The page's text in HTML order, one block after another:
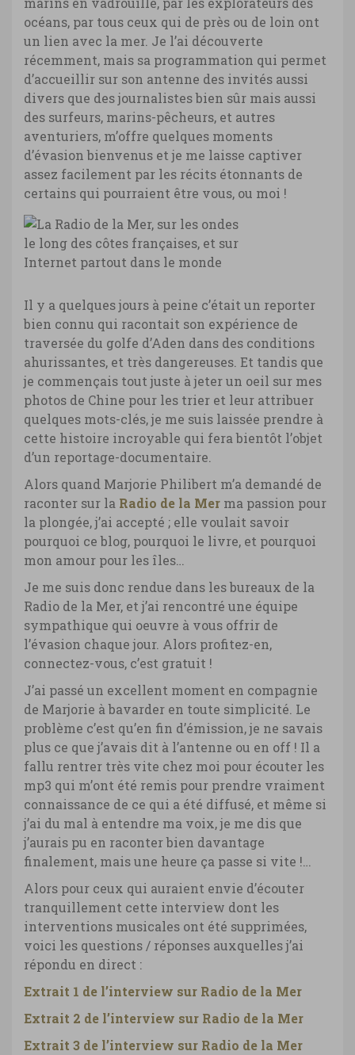
océans, par tous ceux qui de près ou de loin ont
un lien avec la mer. Je l’ai découverte
récemment, mais sa programmation qui permet
d’accueillir sur son antenne des invités aussi
divers que des journalistes bien sûr mais aussi
des surfeurs, marins-pêcheurs, et autres
aventuriers, m’offre quelques moments
d’évasion bienvenus et je me laisse captiver
assez facilement par les récits étonnants de
certains qui pourraient être vous, ou moi !
Il y a quelques jours à peine c’était un reporter
bien connu qui racontait son expérience de
traversée du golfe d’Aden dans des conditions
ahurissantes, et très dangereuses. Et tandis que
je commençais tout juste à jeter un oeil sur mes
photos de Chine pour les trier et leur attribuer
quelques mots-clés, je me suis laissée prendre à
cette histoire incroyable qui fera bientôt l’objet
d’un reportage-documentaire.
Alors quand Marjorie Philibert m’a demandé de
raconter sur la Radio de la Mer ma passion pour
la plongée, j’ai accepté ; elle voulait savoir
pourquoi ce blog, pourquoi le livre, et pourquoi
mon amour pour les îles…
Je me suis donc rendue dans les bureaux de la
Radio de la Mer, et j’ai rencontré une équipe
sympathique qui oeuvre à vous offrir de
l’évasion chaque jour. Alors profitez-en,
connectez-vous, c’est gratuit !
J’ai passé un excellent moment en compagnie
de Marjorie à bavarder en toute simplicité. Le
problème c’est qu’en fin d’émission, je ne savais
plus ce que j’avais dit à l’antenne ou en off ! Il a
fallu rentrer très vite chez moi pour écouter les
mp3 qui m’ont été remis pour prendre vraiment
connaissance de ce qui a été diffusé, et même si
j’ai du mal à entendre ma voix, je me dis que
j’aurais pu en raconter bien davantage
finalement, mais une heure ça passe si vite !…
Alors pour ceux qui auraient envie d’écouter
tranquillement cette interview dont les
interventions musicales ont été supprimées,
voici les questions / réponses auxquelles j’ai
répondu en direct :
Extrait 1 de l’interview sur Radio de la Mer
Extrait 2 de l’interview sur Radio de la Mer
Extrait 3 de l’interview sur Radio de la Mer